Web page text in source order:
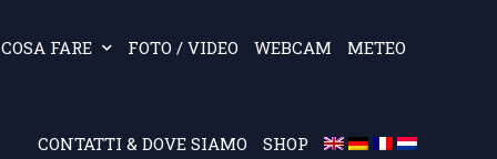
COSA FARE FOTO / VIDEO WEBCAM METEO
CONTATTI & DOVE SIAMO SHOP